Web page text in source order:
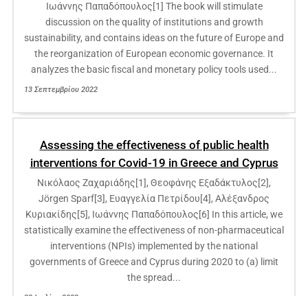
Ιωάννης Παπαδόπουλος[1] The book will stimulate
discussion on the quality of institutions and growth
sustainability, and contains ideas on the future of Europe and
the reorganization of European economic governance. It
analyzes the basic fiscal and monetary policy tools used...
13 Σεπτεμβρίου 2022
Assessing the effectiveness of public health
interventions for Covid-19 in Greece and Cyprus
Νικόλαος Ζαχαριάδης[1], Θεοφάνης Εξαδάκτυλος[2],
Jörgen Sparf[3], Ευαγγελία Πετρίδου[4], Αλέξανδρος
Κυριακίδης[5], Ιωάννης Παπαδόπουλος[6] In this article, we
statistically examine the effectiveness of non-pharmaceutical
interventions (NPIs) implemented by the national
governments of Greece and Cyprus during 2020 to (a) limit
the spread...